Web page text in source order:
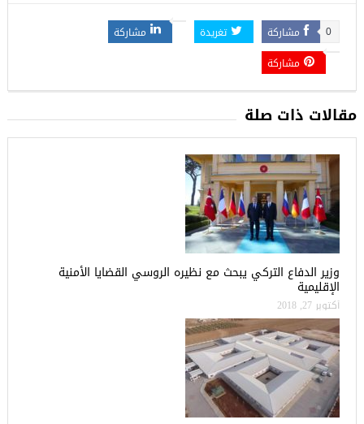
مشاركة 0 تغريدة
مشاركة
مشاركة
مقالات ذات صلة
وزير الدفاع التركي يبحث مع نظيره الروسي القضايا الأمنية
الإقليمية
أكتوبر 27, 2018